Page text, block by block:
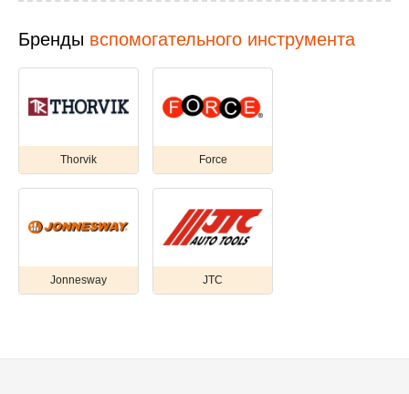
Бренды вспомогательного инструмента
Thorvik Force
Jonnesway JTC